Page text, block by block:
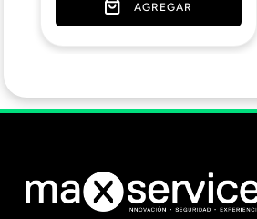
AGREGAR